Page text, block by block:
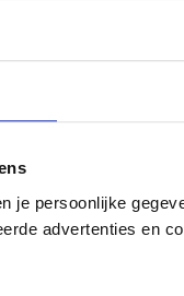
je persoonlijke
advertenties en